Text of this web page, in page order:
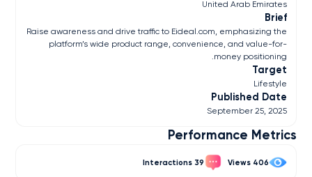
United Arab Emirates
Brief
Raise awareness and drive traffic to Eideal.com, emphasizing the
platform’s wide product range, convenience, and value-for-
money positioning.
Target
Lifestyle
Published Date
September 25, 2025
Performance Metrics
406
39